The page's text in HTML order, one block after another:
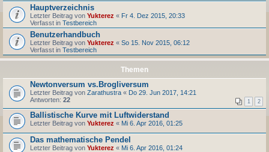
Hauptverzeichnis
Letzter Beitrag von Yukterez « Fr 4. Dez 2015, 20:33
Verfasst in Testbereich
Benutzerhandbuch
Letzter Beitrag von Yukterez « So 15. Nov 2015, 06:12
Verfasst in Testbereich
Themen
Newtonversum vs.Brogliversum
Letzter Beitrag von Zarathustra « Do 29. Jun 2017, 14:21
Antworten: 22 1 2
Ballistische Kurve mit Luftwiderstand
Letzter Beitrag von Yukterez « Mi 6. Apr 2016, 01:25
Das mathematische Pendel
Letzter Beitrag von Yukterez « Mi 6. Apr 2016, 01:24